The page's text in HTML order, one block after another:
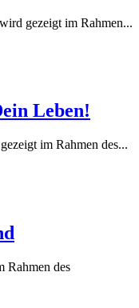
gezeigt im Rahmen...
Leben!
im Rahmen des...
Rahmen des